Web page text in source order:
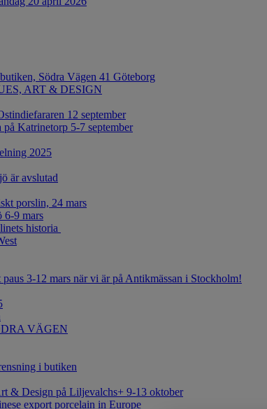
Södra Vägen 41 Göteborg
ART & DESIGN
12 september
Katrinetorp 5-7 september
2025
är avslutad
porslin, 24 mars
6-9 mars
historia
3-12 mars när vi är på Antikmässan i Stockholm!
VÄGEN
i butiken
& Design på Liljevalchs+ 9-13 oktober
export porcelain in Europe